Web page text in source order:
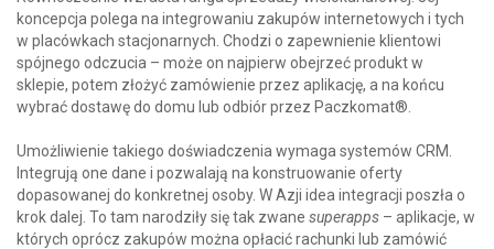
koncepcja polega na integrowaniu zakupów internetowych i tych
w placówkach stacjonarnych. Chodzi o zapewnienie klientowi
spójnego odczucia – może on najpierw obejrzeć produkt w
sklepie, potem złożyć zamówienie przez aplikację, a na końcu
wybrać dostawę do domu lub odbiór przez Paczkomat®.
Umożliwienie takiego doświadczenia wymaga systemów CRM.
Integrują one dane i pozwalają na konstruowanie oferty
dopasowanej do konkretnej osoby. W Azji idea integracji poszła o
krok dalej. To tam narodziły się tak zwane superapps – aplikacje, w
których oprócz zakupów można opłacić rachunki lub zamówić